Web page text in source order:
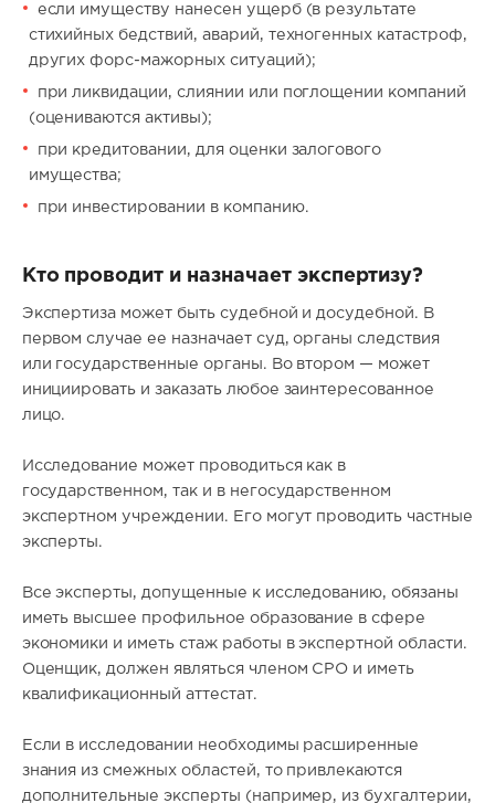
если имуществу нанесен ущерб (в результате
стихийных бедствий, аварий, техногенных катастроф,
других форс-мажорных ситуаций);
при ликвидации, слиянии или поглощении компаний
(оцениваются активы);
при кредитовании, для оценки залогового
имущества;
при инвестировании в компанию.
Кто проводит и назначает экспертизу?
Экспертиза может быть судебной и досудебной. В
первом случае ее назначает суд, органы следствия
или государственные органы. Во втором — может
инициировать и заказать любое заинтересованное
лицо.
Исследование может проводиться как в
государственном, так и в негосударственном
экспертном учреждении. Его могут проводить частные
эксперты.
Все эксперты, допущенные к исследованию, обязаны
иметь высшее профильное образование в сфере
экономики и иметь стаж работы в экспертной области.
Оценщик, должен являться членом СРО и иметь
квалификационный аттестат.
Если в исследовании необходимы расширенные
знания из смежных областей, то привлекаются
дополнительные эксперты (например, из бухгалтерии,